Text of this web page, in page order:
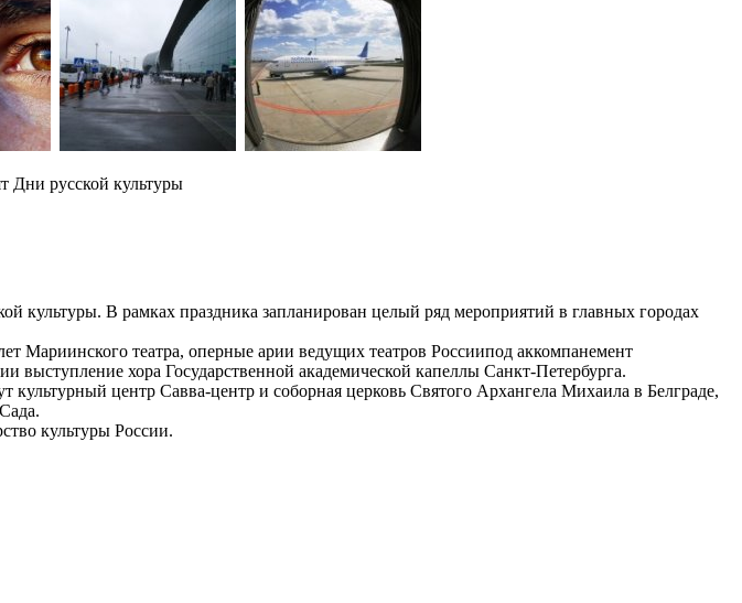
Дни русской культуры
культуры. В рамках праздника запланирован целый ряд мероприятий в главных городах
Мариинского театра, оперные арии ведущих театров Россиипод аккомпанемент
выступление хора Государственной академической капеллы Санкт-Петербурга.
культурный центр Савва-центр и соборная церковь Святого Архангела Михаила в Белграде,
культуры России.